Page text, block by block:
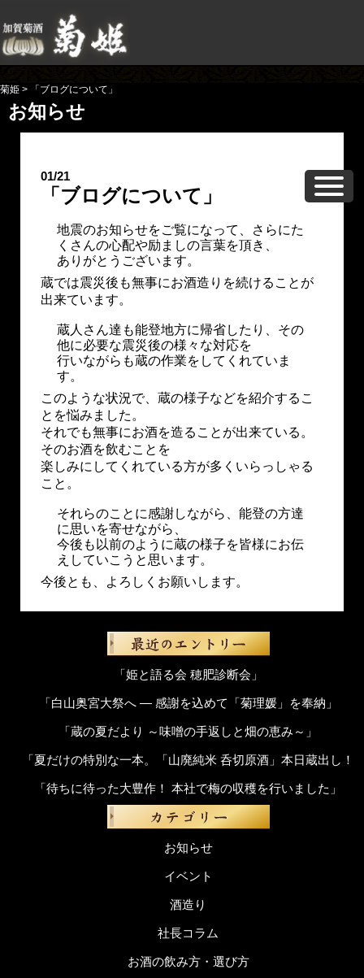
菊姫 > 「ブログについて」
お知らせ
01/21
「ブログについて」
地震のお知らせをご覧になって、さらにた
くさんの心配や励ましの言葉を頂き、
ありがとうございます。
蔵では震災後も無事にお酒造りを続けることが
出来ています。
蔵人さん達も能登地方に帰省したり、その
他に必要な震災後の様々な対応を
行いながらも蔵の作業をしてくれていま
す。
このような状況で、蔵の様子などを紹介するこ
とを悩みました。
それでも無事にお酒を造ることが出来ている。
そのお酒を飲むことを
楽しみにしてくれている方が多くいらっしゃる
こと。
それらのことに感謝しながら、能登の方達
に思いを寄せながら、
今後も以前のように蔵の様子を皆様にお伝
えしていこうと思います。
今後とも、よろしくお願いします。
「姫と語る会 穂肥診断会」
「白山奥宮大祭へ ― 感謝を込めて「菊理媛」を奉納」
「蔵の夏だより ～味噌の手返しと畑の恵み～」
「夏だけの特別な一本。「山廃純米 呑切原酒」本日蔵出し！
「待ちに待った大豊作！ 本社で梅の収穫を行いました」
お知らせ
イベント
酒造り
社長コラム
お酒の飲み方・選び方